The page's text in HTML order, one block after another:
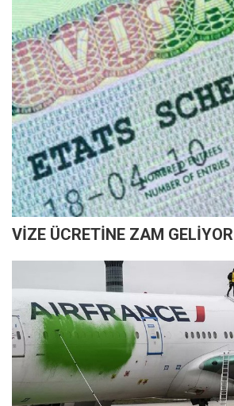
VİZE ÜCRETİNE ZAM GELİYOR